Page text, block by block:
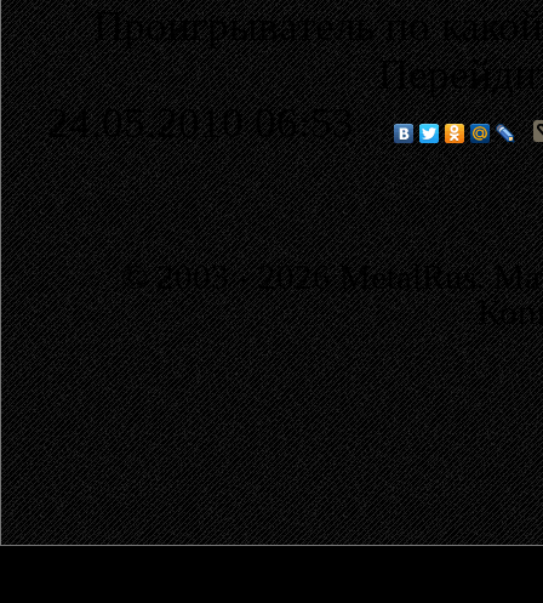
Проигрыватель по
24.05.2010 06:53
© 2003 - 2026 MetalRus.